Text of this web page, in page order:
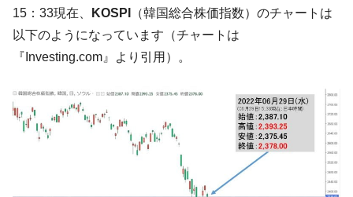
『Money1』
韓国07月･物価指数「2.8％」に低下 ⇒ 実は
『Money1』
韓国･猛暑でソウル市全域「猛暑重大警報」
発令。李在明「猛暑・干ばつ対処状況点検会議」
『Money1』
【日本市場再挑戦中】韓国『現代自動車』
07月販売台数は去年のほぼ半分「71台」しか売れなかっ
た。『起亜』は9台だけ
韓国「信用赦免を何回やっても、何回やっ
ても」⇒ 257万人赦免したのに60万人がまた延滞者に転
15：33現在、
KOSPI
（韓国総合株価指数）のチャートは
以下のようになっています（チャートは
『Investing.com』より引用）。